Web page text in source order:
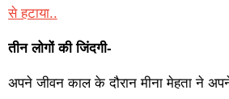
से हटाया..
तीन लोगों की जिंदगी-
अपने जीवन काल के दौरान मीना मेहता ने